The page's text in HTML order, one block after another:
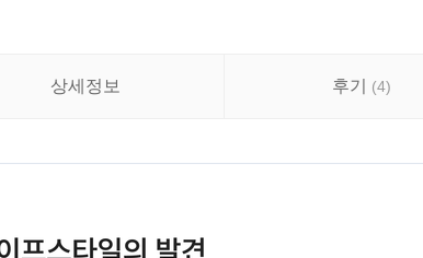
상세정보 후기 (4)